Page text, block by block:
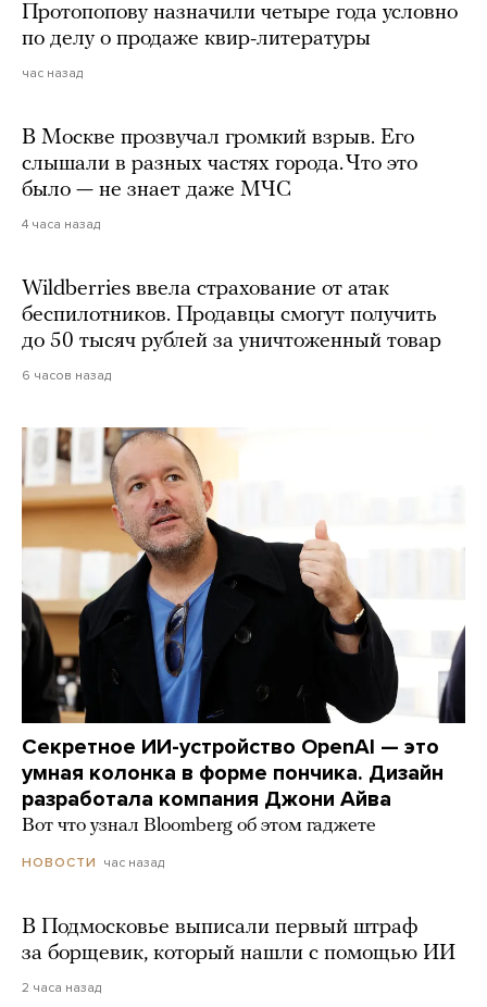
Протопопову назначили четыре года условно
по делу о продаже квир-литературы
час назад
В Москве прозвучал громкий взрыв. Его
слышали в разных частях города. Что это
было — не знает даже МЧС
4 часа назад
Wildberries ввела страхование от атак
беспилотников. Продавцы смогут получить
до 50 тысяч рублей за уничтоженный товар
6 часов назад
Секретное ИИ-устройство OpenAI — это
умная колонка в форме пончика. Дизайн
разработала компания Джони Айва
Вот что узнал Bloomberg об этом гаджете
НОВОСТИ час назад
В Подмосковье выписали первый штраф
за борщевик, который нашли с помощью ИИ
2 часа назад